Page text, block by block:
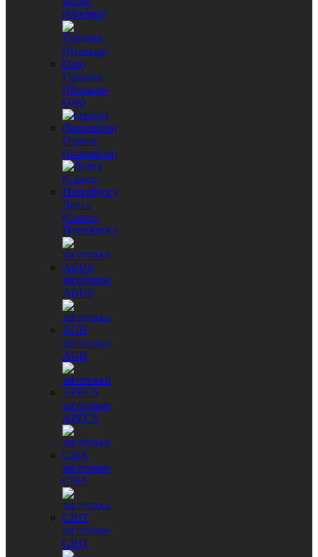
(Москва)
Гардиан
(Йошкар-
Ола)
Герион
(Балашиха)
Делга
(Санкт-
Петербург)
заготовки
ABUS
заготовки
AGB
заготовки
APECS
заготовки
CISA
заготовки
CRIT